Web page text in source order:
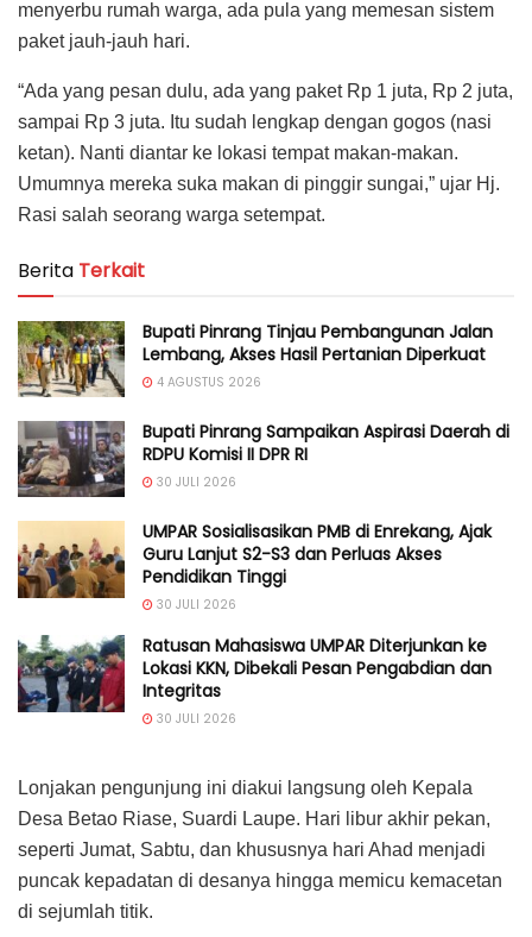
menyerbu rumah warga, ada pula yang memesan sistem
paket jauh-jauh hari.
“Ada yang pesan dulu, ada yang paket Rp 1 juta, Rp 2 juta,
sampai Rp 3 juta. Itu sudah lengkap dengan gogos (nasi
ketan). Nanti diantar ke lokasi tempat makan-makan.
Umumnya mereka suka makan di pinggir sungai,” ujar Hj.
Rasi salah seorang warga setempat.
Berita Terkait
Bupati Pinrang Tinjau Pembangunan Jalan
Lembang, Akses Hasil Pertanian Diperkuat
4 AGUSTUS 2026
Bupati Pinrang Sampaikan Aspirasi Daerah di
RDPU Komisi II DPR RI
30 JULI 2026
UMPAR Sosialisasikan PMB di Enrekang, Ajak
Guru Lanjut S2-S3 dan Perluas Akses
Pendidikan Tinggi
30 JULI 2026
Ratusan Mahasiswa UMPAR Diterjunkan ke
Lokasi KKN, Dibekali Pesan Pengabdian dan
Integritas
30 JULI 2026
Lonjakan pengunjung ini diakui langsung oleh Kepala
Desa Betao Riase, Suardi Laupe. Hari libur akhir pekan,
seperti Jumat, Sabtu, dan khususnya hari Ahad menjadi
puncak kepadatan di desanya hingga memicu kemacetan
di sejumlah titik.